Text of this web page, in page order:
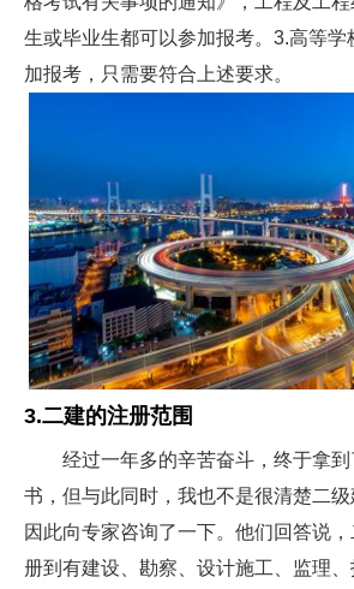
生或毕业生都可以参加报考。3.高等学
加报考，只需要符合上述要求。
3.二建的注册范围
经过一年多的辛苦奋斗，终于拿
书，但与此同时，我也不是很清楚二级
因此向专家咨询了一下。他们回答说
册到有建设、勘察、设计施工、监理